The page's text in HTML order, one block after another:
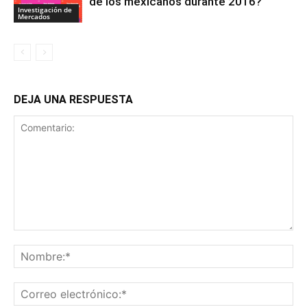
Investigación de
Mercados
DEJA UNA RESPUESTA